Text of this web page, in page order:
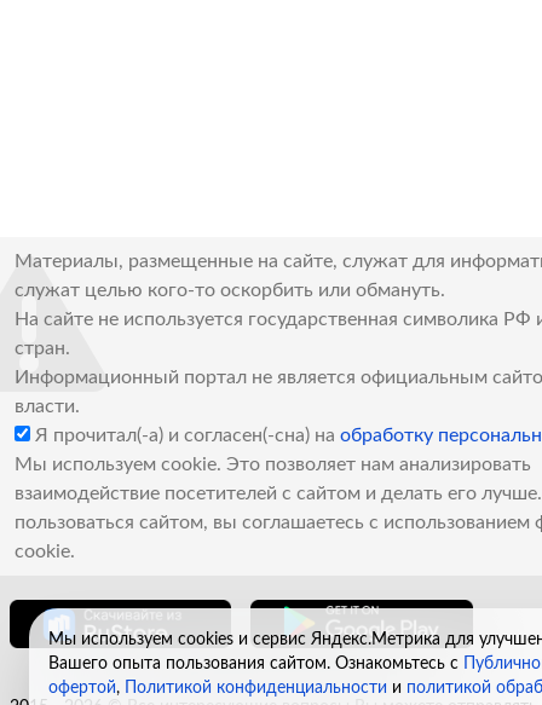
Материалы, размещенные на сайте, служат для
служат целью кого-то оскорбить или обмануть.
На сайте не используется государственная символика РФ
стран.
Информационный портал не является официальным
власти.
Я прочитал(-а) и согласен(-сна) на обработку
Мы используем cookie. Это позволяет нам анализировать
взаимодействие посетителей с сайтом и делать его
пользоваться сайтом, вы соглашаетесь с использованием
cookie.
Мы используем cookies и сервис Яндекс.Метрика для
Вашего опыта пользования сайтом. Ознакомьтесь с
офертой, Политикой конфиденциальности и политикой